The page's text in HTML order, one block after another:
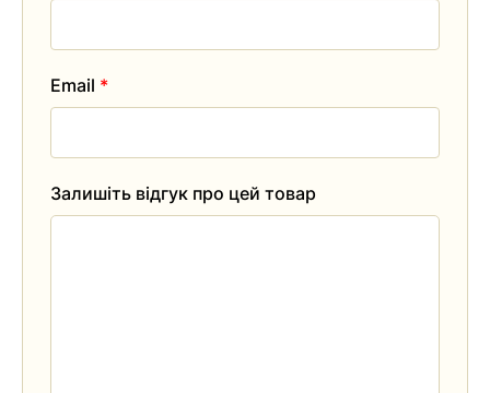
Залишіть відгук про цей товар
Email *